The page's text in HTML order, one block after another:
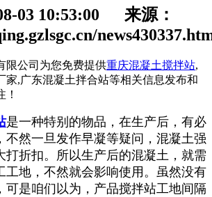
03 10:53:00 来源：
限公司为您免费提供重庆混凝土搅拌站,
家,广东混凝土拌合站等相关信息发布和
！
是一种特别的物品，在生产后，有必
不然一旦发作早凝等疑问，混凝土强
打折扣。所以生产后的混凝土，就需
工地，不然就会影响使用。虽然没有
可是咱们以为，产品搅拌站工地间隔